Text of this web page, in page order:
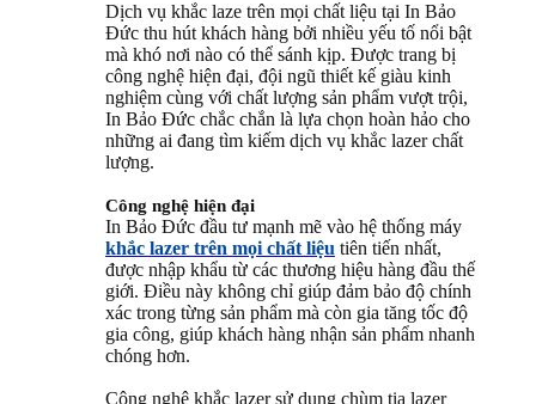
Dịch vụ khắc laze trên mọi chất liệu tại In Bảo
Đức thu hút khách hàng bởi nhiều yếu tố nổi bật
mà khó nơi nào có thể sánh kịp. Được trang bị
công nghệ hiện đại, đội ngũ thiết kế giàu kinh
nghiệm cùng với chất lượng sản phẩm vượt trội,
In Bảo Đức chắc chắn là lựa chọn hoàn hảo cho
những ai đang tìm kiếm dịch vụ khắc lazer chất
lượng.
Công nghệ hiện đại
In Bảo Đức đầu tư mạnh mẽ vào hệ thống máy
khắc lazer trên mọi chất liệu tiên tiến nhất,
được nhập khẩu từ các thương hiệu hàng đầu thế
giới. Điều này không chỉ giúp đảm bảo độ chính
xác trong từng sản phẩm mà còn gia tăng tốc độ
gia công, giúp khách hàng nhận sản phẩm nhanh
chóng hơn.
Công nghệ khắc lazer sử dụng chùm tia lazer